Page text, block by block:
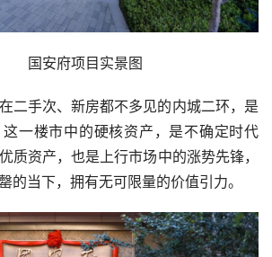
国安府项目实景图
二手次、新房都不多见的内城二环，是
一楼市中的硬核资产，是不确定时代
质资产，也是上行市场中的涨势先锋，
的当下，拥有无可限量的价值引力。